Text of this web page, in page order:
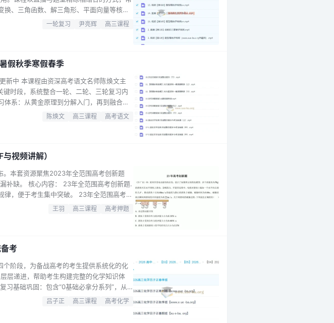
、三角函数、解三角形、平面向量等核心
实战训练，强化解题思路与技巧。 包含完
分）： 学习规划课 第1讲：函数的三要素
一轮复习 尹亮辉 高三课程
假秋季寒假春季
新中 本课程由资深高考语文名师陈焕文主
时段，系统整合一轮、二轮、三轮复习内
系：从黄金原理到分解入门，再到融合实
盾解题方法等核心模块，每个模块均设置
阅读专项突破：针对现代文阅读I和阅读I
陈焕文 高三课程 高考语文
视频讲解）
。本套资源聚焦2023年全范围高考创新题
补缺。 核心内容： 23年全范围高考创新题.
，便于考生集中突破。 23年全范围高考创
快速掌握实战方法，提升应试能力。 本套
的同学。通过真题演练与名师点拨相结
王羽 高三课程 高考押题
考
阶段，为备战高考的考生提供系统化的化
层递进，帮助考生构建完整的化学知识体
习基础巩固：包含“0基础必拿分系列”，从
频课，覆盖化学计量、元素周期律、水溶液
题突破：针对高考重难点设置专项训练，
吕子正 高三课程 高考化学